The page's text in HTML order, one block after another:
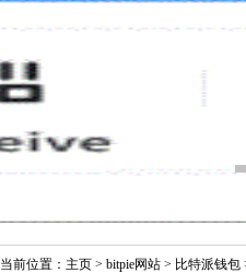
当前位置： 主页 > bitpie网站 > 比特派钱包